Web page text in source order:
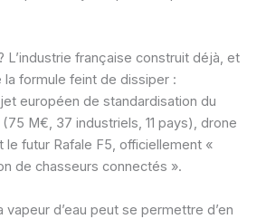
L’industrie française construit déjà, et
la formule feint de dissiper :
européen de standardisation du
M€, 37 industriels, 11 pays), drone
le futur Rafale F5, officiellement «
de chasseurs connectés ».
vapeur d’eau peut se permettre d’en